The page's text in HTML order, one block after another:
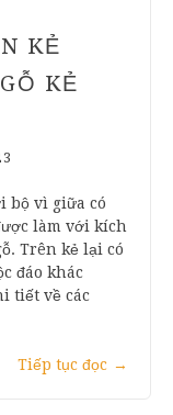
KẺ
KẺ
bộ vì giữa có
làm với kích
Trên kẻ lại có
đáo khác
tiết về các
Tiếp tục đọc →